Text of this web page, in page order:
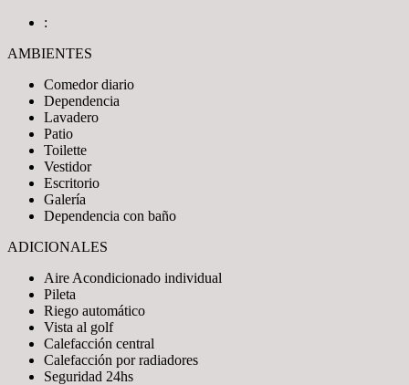
:
AMBIENTES
Comedor diario
Dependencia
Lavadero
Patio
Toilette
Vestidor
Escritorio
Galería
Dependencia con baño
ADICIONALES
Aire Acondicionado individual
Pileta
Riego automático
Vista al golf
Calefacción central
Calefacción por radiadores
Seguridad 24hs